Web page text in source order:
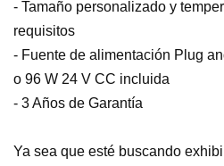
- Tamaño personalizado y
requisitos
- Fuente de alimentación Plug
o 96 W 24 V CC incluida
- 3 Años de Garantía
Ya sea que esté buscando